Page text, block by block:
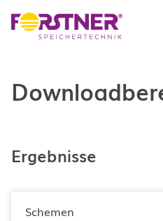
Ergebnisse
Schemen